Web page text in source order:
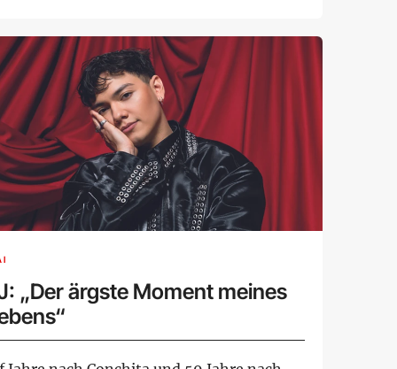
„Der ärgste Moment meines